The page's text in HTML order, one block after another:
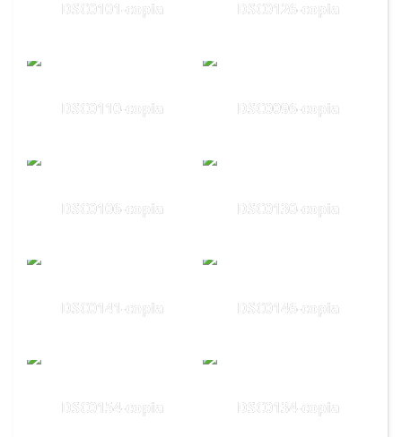
DSC0101-copia DSC0126-copia
DSC0110-copia DSC0096-copia
DSC0106-copia DSC0130-copia
DSC0141-copia DSC0146-copia
DSC0154-copia DSC0134-copia